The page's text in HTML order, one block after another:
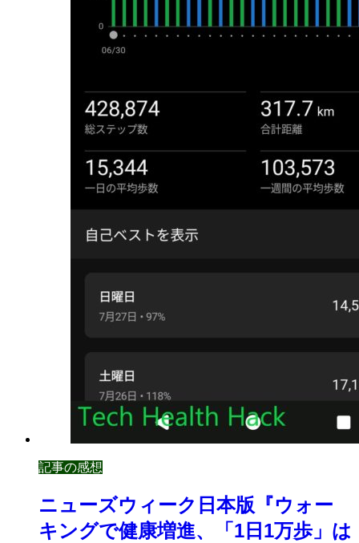
記事の感想
ニューズウィーク日本版『ウォー
キングで健康増進、「1日1万歩」は